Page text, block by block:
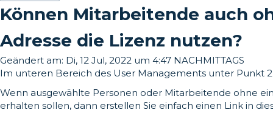
Können Mitarbeitende auch
Adresse die Lizenz nutzen?
Geändert am: Di, 12 Jul, 2022 um 4:47 NACHMITTAGS
Im unteren Bereich des User Managements unter Punkt
Wenn ausgewählte Personen oder Mitarbeitende ohne
erhalten sollen, dann erstellen Sie einfach einen Link in